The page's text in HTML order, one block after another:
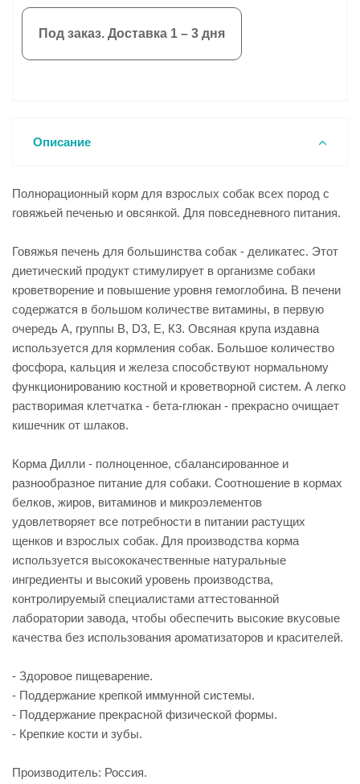
Под заказ. Доставка 1 – 3 дня
Описание
Полнорационный корм для взрослых собак всех пород с
говяжьей печенью и овсянкой. Для повседневного питания.
Говяжья печень для большинства собак - деликатес. Этот
диетический продукт стимулирует в организме собаки
кроветворение и повышение уровня гемоглобина. В печени
содержатся в большом количестве витамины, в первую
очередь А, группы В, D3, Е, К3. Овсяная крупа издавна
используется для кормления собак. Большое количество
фосфора, кальция и железа способствуют нормальному
функционированию костной и кроветворной систем. А легко
растворимая клетчатка - бета-глюкан - прекрасно очищает
кишечник от шлаков.
Корма Дилли - полноценное, сбалансированное и
разнообразное питание для собаки. Соотношение в кормах
белков, жиров, витаминов и микроэлементов
удовлетворяет все потребности в питании растущих
щенков и взрослых собак. Для производства корма
используется высококачественные натуральные
ингредиенты и высокий уровень производства,
контролируемый специалистами аттестованной
лаборатории завода, чтобы обеспечить высокие вкусовые
качества без использования ароматизаторов и красителей.
- Здоровое пищеварение.
- Поддержание крепкой иммунной системы.
- Поддержание прекрасной физической формы.
- Крепкие кости и зубы.
Производитель: Россия.